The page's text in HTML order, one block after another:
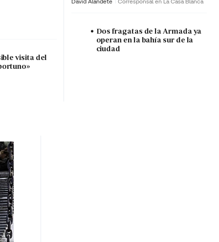
visita del
Dos fragatas de la Armada ya
operan en la bahía sur de la
ciudad